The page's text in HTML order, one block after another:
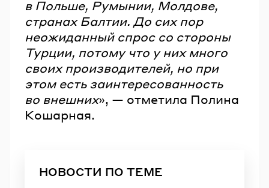
в Польше, Румынии, Молдове,
странах Балтии. До сих пор
неожиданный спрос со стороны
Турции, потому что у них много
своих производителей, но при
этом есть заинтересованность
во внешних», — отметила Полина
Кошарная.
НОВОСТИ ПО ТЕМЕ